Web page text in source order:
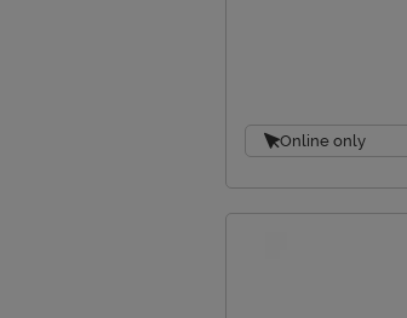
Online only